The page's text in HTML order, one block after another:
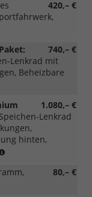
Loft
420,– €
740,– €
Lenkrad mit
Beheizbare
1.080,– €
Lenkrad
hinten,
Loft
80,– €